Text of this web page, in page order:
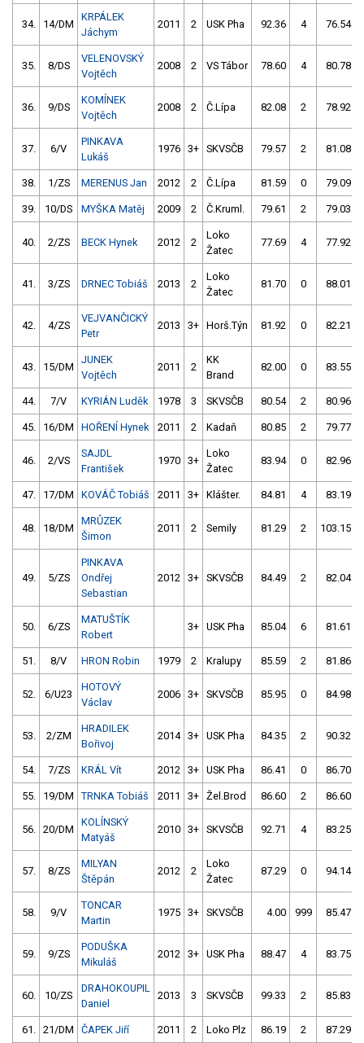
34. 14/DM
KRPÁLEK
Jáchym
2011 2 USK Pha 92.36 4 76.54
35. 8/DS
VELENOVSKÝ
Vojtěch
2008 2 VS Tábor 78.60 4 80.78
36. 9/DS
KOMÍNEK
Vojtěch
2008 2 Č.Lípa 82.08 2 78.92
37. 6/V
PINKAVA
Lukáš
1976 3+ SKVSČB 79.57 2 81.08
38. 1/ZS MERENUS Jan 2012 2 Č.Lípa 81.59 0 79.09
39. 10/DS MYŠKA Matěj 2009 2 Č.Kruml. 79.61 2 79.03
40. 2/ZS BECK Hynek 2012 2
Loko
Žatec
77.69 4 77.92
41. 3/ZS DRNEC Tobiáš 2013 2
Loko
Žatec
81.70 0 88.01
42. 4/ZS
VEJVANČICKÝ
Petr
2013 3+ Horš.Týn 81.92 0 82.21
43. 15/DM
JUNEK
Vojtěch
2011 2
KK
Brand
82.00 0 83.55
44. 7/V KYRIÁN Luděk 1978 3 SKVSČB 80.54 2 80.96
45. 16/DM HOŘENÍ Hynek 2011 2 Kadaň 80.85 2 79.77
46. 2/VS
SAJDL
František
1970 3+
Loko
Žatec
83.94 0 82.96
47. 17/DM KOVÁČ Tobiáš 2011 3+ Klášter. 84.81 4 83.19
48. 18/DM
MRŮZEK
Šimon
2011 2 Semily 81.29 2 103.15
49. 5/ZS
PINKAVA
Ondřej
Sebastian
2012 3+ SKVSČB 84.49 2 82.04
50. 6/ZS
MATUŠTÍK
Robert
3+ USK Pha 85.04 6 81.61
51. 8/V HRON Robin 1979 2 Kralupy 85.59 2 81.86
52. 6/U23
HOTOVÝ
Václav
2006 3+ SKVSČB 85.95 0 84.98
53. 2/ZM
HRADILEK
Bořivoj
2014 3+ USK Pha 84.35 2 90.32
54. 7/ZS KRÁL Vít 2012 3+ USK Pha 86.41 0 86.70
55. 19/DM TRNKA Tobiáš 2011 3+ Žel.Brod 86.60 2 86.60
56. 20/DM
KOLÍNSKÝ
Matyáš
2010 3+ SKVSČB 92.71 4 83.25
57. 8/ZS
MILYAN
Štěpán
2012 2
Loko
Žatec
87.29 0 94.14
58. 9/V
TONCAR
Martin
1975 3+ SKVSČB 4.00 999 85.47
59. 9/ZS
PODUŠKA
Mikuláš
2012 3+ USK Pha 88.47 4 83.75
60. 10/ZS
DRAHOKOUPIL
Daniel
2013 3 SKVSČB 99.33 2 85.83
61. 21/DM ČAPEK Jiří 2011 2 Loko Plz 86.19 2 87.29